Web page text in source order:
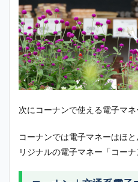
次にコーナンで使える電子マネ
コーナンでは電子マネーはほ
リジナルの電子マネー「コーナ